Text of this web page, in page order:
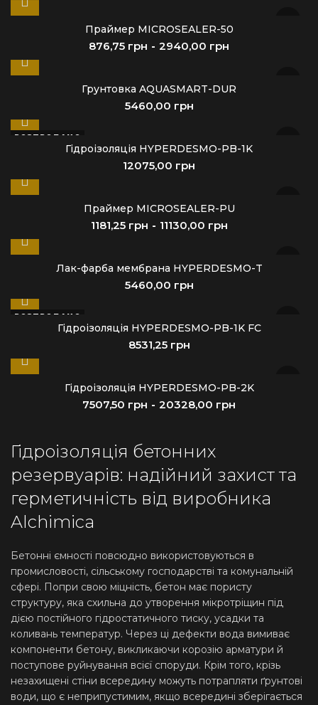
Праймер MICROSEALER-50
грн грн
Грунтовка AQUASMART-DUR
грн
РОЗПРОДАНО
Гідроізоляція HYPERDESMO-PB-1K
грн
Праймер MICROSEALER-PU
грн грн
Лак-фарба мембрана HYPERDESMO-T
грн
РОЗПРОДАНО
Гідроізоляція HYPERDESMO-PB-1K FC
грн
Гідроізоляція HYPERDESMO-PB-2K
грн грн
Гідроізоляція бетонних
резервуарів: надійний захист та
герметичність від виробника
Alchimica
Бетонні ємності повсюдно використовуються в
промисловості, сільському господарстві та комунальній
сфері. Попри свою міцність, бетон має пористу
структуру, яка схильна до утворення мікротріщин під
дією постійного гідростатичного тиску, усадки та
коливань температур. Через ці дефекти вода вимиває
компоненти бетону, викликаючи корозію арматури й
поступове руйнування всієї споруди. Крім того, крізь
незахищені стіни всередину можуть потрапляти ґрунтові
води, що є неприпустимим, якщо всередині зберігається